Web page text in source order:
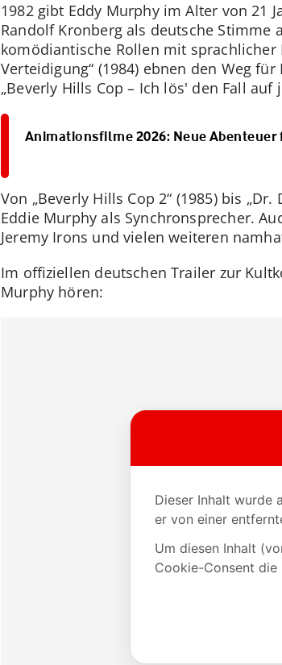
1982 gibt Eddy Murphy im Alter von 21
Randolf Kronberg als deutsche
komödiantische Rollen mit sprachlicher
Verteidigung“ (1984) ebnen den Weg
„Beverly Hills Cop – Ich lös' den Fall auf
Animationsfilme 2026: Neue
Von „Beverly Hills Cop 2“ (1985) bis
Eddie Murphy als Synchronsprecher.
Jeremy Irons und vielen weiteren
Im offiziellen deutschen Trailer zur
Murphy hören: